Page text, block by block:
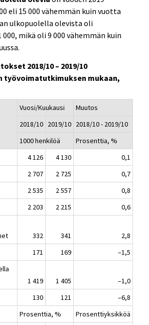
eli 15 000 vähemmän kuin vuotta
ulkopuolella olevista oli
000, mikä oli 9 000 vähemmän kuin
2018/10 – 2019/10
työvoimatutkimuksen mukaan,
Vuosi/Kuukausi
Muutos
2018/10 2019/10 2018/10 - 2019/10
1000 henkilöä
Prosenttia, %
4 126 4 130
0,1
2 707 2 725
0,7
2 535 2 557
0,8
2 203 2 215
0,6
332 341
2,8
171 169
–1,5
1 419 1 405
–1,0
130 121
–6,8
Prosenttia, %
Prosenttiyksikköä